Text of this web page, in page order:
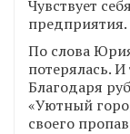
Чувствует
предприятия.
По слова
потерялась.
Благодаря
«Уютный
своего